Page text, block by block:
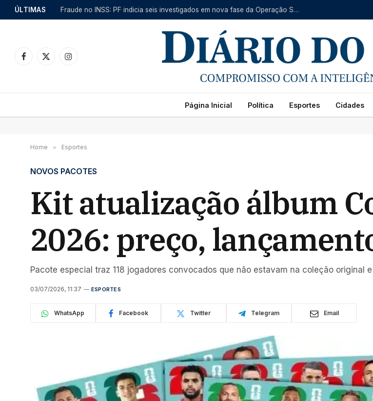
ÚLTIMAS Fraude no INSS: PF indicia seis investigados em nova fase da Operação Sem Desconto
Facebook
X
Instagram
Página Inicial Política Esportes Cidades
Home » Esportes
NOVOS PACOTES
Kit atualização álbum
2026: preço,
Pacote especial traz 118 jogadores convocados que não estavam na coleção original
03/07/2026, 11:37 ESPORTES
WhatsApp Facebook Twitter Telegram Email